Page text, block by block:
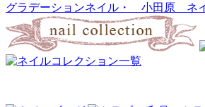
グラデーションネイル・ 小田原 ネ